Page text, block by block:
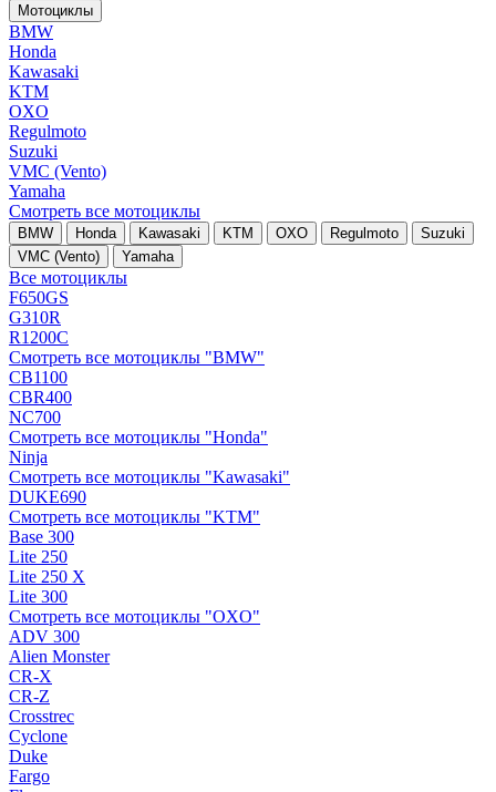
Мотоциклы
BMW
Honda
Kawasaki
KTM
OXO
Regulmoto
Suzuki
VMC (Vento)
Yamaha
Смотреть все мотоциклы
BMW Honda Kawasaki KTM OXO Regulmoto
Suzuki
VMC (Vento)
Yamaha
Все мотоциклы
F650GS
G310R
R1200C
Смотреть все мотоциклы "BMW"
CB1100
CBR400
NC700
Смотреть все мотоциклы "Honda"
Ninja
Смотреть все мотоциклы "Kawasaki"
DUKE690
Смотреть все мотоциклы "KTM"
Base 300
Lite 250
Lite 250 X
Lite 300
Смотреть все мотоциклы "OXO"
ADV 300
Alien Monster
CR-X
CR-Z
Crosstrec
Cyclone
Duke
Fargo